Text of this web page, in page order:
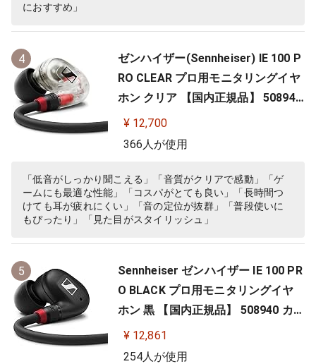
におすすめ」
4
ゼンハイザー(Sennheiser) IE 100 P
RO CLEAR プロ用モニタリングイヤ
ホン クリア 【国内正規品】 508941
カナル型 有線イヤホン
¥ 12,700
366人が使用
「低音がしっかり聞こえる」「音質がクリアで感動」「ゲ
ームにも最適な性能」「コスパがとても良い」「長時間つ
けても耳が疲れにくい」「音の定位が抜群」「普段使いに
もぴったり」「見た目がスタイリッシュ」
5
Sennheiser ゼンハイザー IE 100 PR
O BLACK プロ用モニタリングイヤ
ホン 黒 【国内正規品】 508940 カナ
ル型 有線イヤホン
¥ 12,861
254人が使用